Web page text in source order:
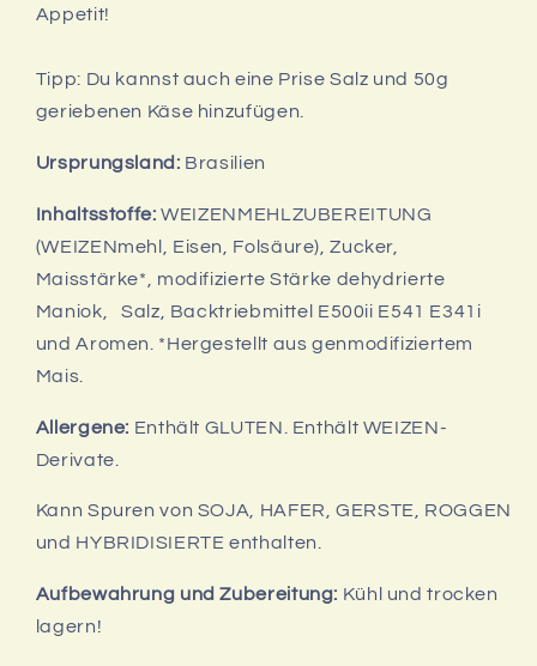
Appetit!
Tipp: Du kannst auch eine Prise Salz und 50g
geriebenen Käse hinzufügen.
Ursprungsland: Brasilien
Inhaltsstoffe:WEIZENMEHLZUBEREITUNG
(WEIZENmehl, Eisen, Folsäure), Zucker,
Maisstärke*, modifizierte Stärke dehydrierte
Maniok, Salz, Backtriebmittel E500ii E541 E341i
und Aromen. *Hergestellt aus genmodifiziertem
Mais.
Allergene: Enthält GLUTEN. Enthält WEIZEN-
Derivate.
Kann Spuren von SOJA, HAFER, GERSTE, ROGGEN
und HYBRIDISIERTE enthalten.
Aufbewahrung und Zubereitung: Kühl und trocken
lagern!